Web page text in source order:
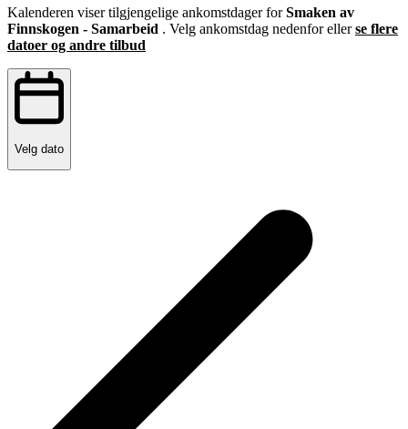
Kalenderen viser tilgjengelige ankomstdager forSmaken av
Finnskogen - Samarbeid . Velg ankomstdag nedenfor ellerse flere
datoer og andre tilbud
Velg dato